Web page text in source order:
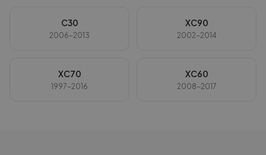
C30
2006-2013
XC90
2002-2014
XC70
1997-2016
XC60
2008-2017